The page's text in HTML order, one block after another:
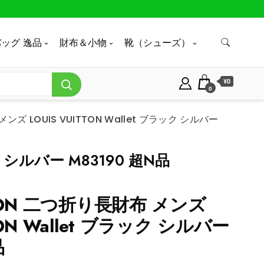
グ 逸品 財布＆小物 靴（シューズ）
0
¥0
ンズ LOUIS VUITTON Wallet ブラック シルバー
ルバー M83190 超N品
二つ折り長財布 メンズ
Wallet ブラック シルバー